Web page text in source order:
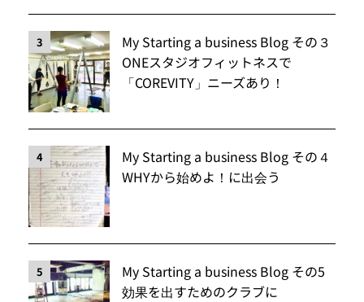
3
My Starting a business Blog その３
ONEスタジオフィットネスで
「COREVITY」ニーズあり！
4
My Starting a business Blog その４
WHYから始めよ！に出会う
5
My Starting a business Blog その5
効果を出すためのクラブに